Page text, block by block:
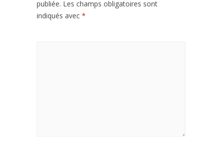
publiée. Les champs obligatoires sont
indiqués avec *